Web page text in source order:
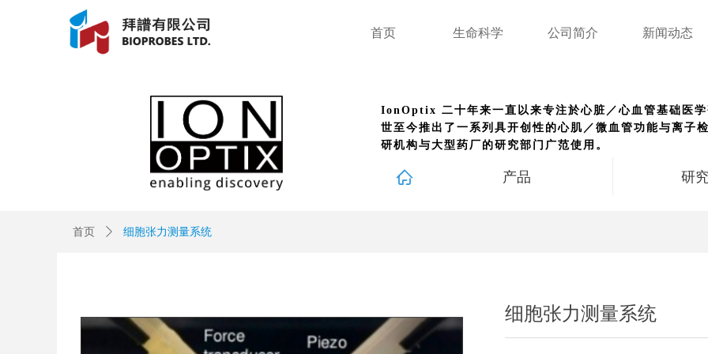
首页 生命科学 公司简介 新闻动态
产品 研
IonOptix 二十年来一直以来专注於心脏／心血管基础医
世至今推出了一系列具开创性的心肌／微血管功能与离子
研机构与大型药厂的研究部门广范使用。
ꀇ
首页 ꄲ 细胞张力测量系统
细胞张力测量系统